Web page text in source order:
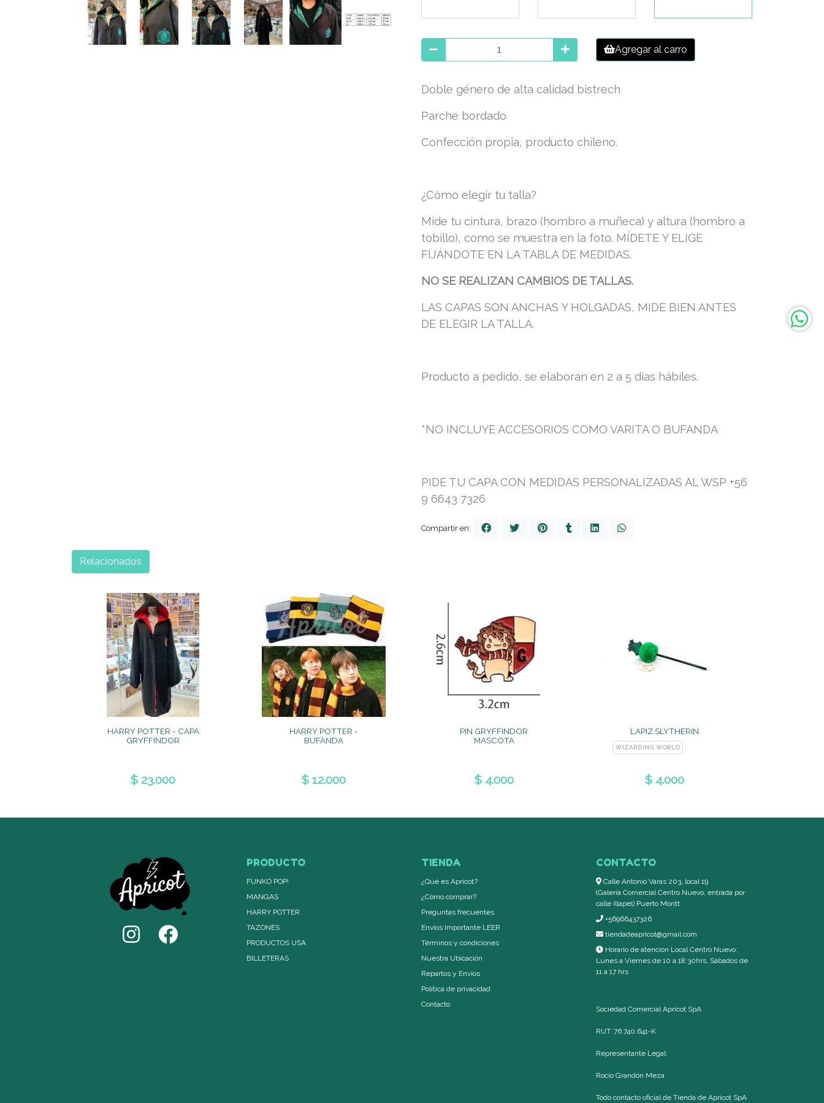
Agregar al carro
Doble género de alta calidad bistrech
Parche bordado
Confección propia, producto chileno.
¿Cómo elegir tu talla?
Mide tu cintura, brazo (hombro a muñeca) y altura (hombro a
tobillo), como se muestra en la foto. MÍDETE Y ELIGE
FIJÁNDOTE EN LA TABLA DE MEDIDAS.
NO SE REALIZAN CAMBIOS DE TALLAS.
LAS CAPAS SON ANCHAS Y HOLGADAS, MIDE BIEN ANTES
DE ELEGIR LA TALLA.
Producto a pedido, se elaboran en 2 a 5 días hábiles.
*NO INCLUYE ACCESORIOS COMO VARITA O BUFANDA
PIDE TU CAPA CON MEDIDAS PERSONALIZADAS AL WSP +56
9 6643 7326
Compartir en:
HARRY POTTER - CAPA
GRYFFINDOR
$ 23.000
HARRY POTTER -
BUFANDA
$ 12.000
PIN GRYFFINDOR
MASCOTA
$ 4.000
LAPIZ SLYTHERIN
WIZARDING WORLD
$ 4.000
Relacionados
PRODUCTO
FUNKO POP!
MANGAS
HARRY POTTER
TAZONES
PRODUCTOS USA
BILLETERAS
TIENDA
¿Qué es Apricot?
¿Cómo comprar?
Preguntas frecuentes
Envíos Importante LEER
Términos y condiciones
Nuestra Ubicación
Repartos y Envíos
Política de privacidad
Contacto
CONTACTO
Calle Antonio Varas 203, local 19
(Galería Comercial Centro Nuevo, entrada por
calle Illapel) Puerto Montt
+56966437326
tiendadeapricot@gmail.com
Horario de atención Local Centro Nuevo:
Lunes a Viernes de 10 a 18:30hrs, Sábados de
11 a 17 hrs
Sociedad Comercial Apricot SpA
RUT: 76.740.641-K
Representante Legal:
Rocío Grandón Meza
Todo contacto oficial de Tienda de Apricot SpA